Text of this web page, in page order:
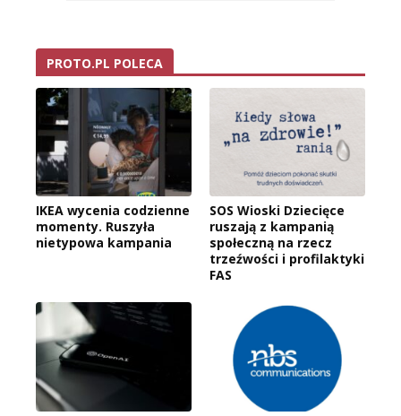
PROTO.PL POLECA
IKEA wycenia codzienne
momenty. Ruszyła
nietypowa kampania
SOS Wioski Dziecięce
ruszają z kampanią
społeczną na rzecz
trzeźwości i profilaktyki
FAS